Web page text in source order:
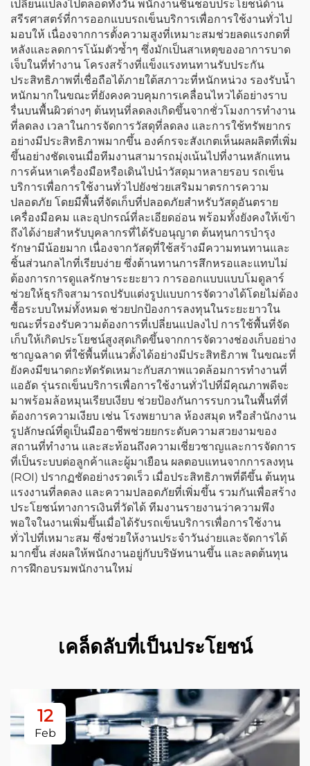
เปลี่ยนแปลงไปตลอดทั้งวัน พนักงานชื่นชอบประโยชน์ด้าน
สรีรศาสตร์ที่การออกแบบรถเข็นบริการเพื่อการใช้งานทั่วไป
มอบให้ เนื่องจากการตั้งความสูงที่เหมาะสมช่วยลดแรงกดที่
หลังและลดการโน้มตัวซ้ำๆ ซึ่งมักเป็นสาเหตุของอาการบาด
เจ็บในที่ทำงาน โครงสร้างที่แข็งแรงทนทานรับประกัน
ประสิทธิภาพที่เชื่อถือได้ภายใต้สภาวะที่หนักหน่วง รองรับน้ำ
หนักมากในขณะที่ยังคงควบคุมการเคลื่อนไหวได้อย่างราบ
รื่นบนพื้นผิวต่างๆ ต้นทุนที่ลดลงเกิดขึ้นจากชั่วโมงการทำงาน
ที่ลดลง เวลาในการจัดการวัสดุที่ลดลง และการใช้ทรัพยากร
อย่างมีประสิทธิภาพมากขึ้น องค์กรจะสังเกตเห็นผลผลิตที่เพิ่ม
ขึ้นอย่างชัดเจนเมื่อทีมงานสามารถมุ่งเน้นไปที่งานหลักแทน
การค้นหาเครื่องมือหรือเดินไปนำวัสดุมาหลายรอบ รถเข็น
บริการเพื่อการใช้งานทั่วไปยังช่วยเสริมมาตรการความ
ปลอดภัย โดยมีพื้นที่จัดเก็บที่ปลอดภัยสำหรับวัสดุอันตราย
เครื่องมือคม และอุปกรณ์ที่ละเอียดอ่อน พร้อมทั้งยังคงให้เข้า
ถึงได้ง่ายสำหรับบุคลากรที่ได้รับอนุญาต ต้นทุนการบำรุง
รักษามีน้อยมาก เนื่องจากวัสดุที่ใช้สร้างมีความทนทานและ
ชิ้นส่วนกลไกที่เรียบง่าย ซึ่งต้านทานการสึกหรอและแทบไม่
ต้องการการดูแลรักษาระยะยาว การออกแบบแบบโมดูลาร์
ช่วยให้ธุรกิจสามารถปรับแต่งรูปแบบการจัดวางได้โดยไม่ต้อง
ซื้อระบบใหม่ทั้งหมด ช่วยปกป้องการลงทุนในระยะยาวใน
ขณะที่รองรับความต้องการที่เปลี่ยนแปลงไป การใช้พื้นที่จัด
เก็บให้เกิดประโยชน์สูงสุดเกิดขึ้นจากการจัดวางช่องเก็บอย่าง
ชาญฉลาด ที่ใช้พื้นที่แนวตั้งได้อย่างมีประสิทธิภาพ ในขณะที่
ยังคงมีขนาดกะทัดรัดเหมาะกับสภาพแวดล้อมการทำงานที่
แออัด รุ่นรถเข็นบริการเพื่อการใช้งานทั่วไปที่มีคุณภาพดีจะ
มาพร้อมล้อหมุนเรียบเงียบ ช่วยป้องกันการรบกวนในพื้นที่ที่
ต้องการความเงียบ เช่น โรงพยาบาล ห้องสมุด หรือสำนักงาน
รูปลักษณ์ที่ดูเป็นมืออาชีพช่วยยกระดับความสวยงามของ
สถานที่ทำงาน และสะท้อนถึงความเชี่ยวชาญและการจัดการ
ที่เป็นระบบต่อลูกค้าและผู้มาเยือน ผลตอบแทนจากการลงทุน
(ROI) ปรากฏชัดอย่างรวดเร็ว เมื่อประสิทธิภาพที่ดีขึ้น ต้นทุน
แรงงานที่ลดลง และความปลอดภัยที่เพิ่มขึ้น รวมกันเพื่อสร้าง
ประโยชน์ทางการเงินที่วัดได้ ทีมงานรายงานว่าความพึง
พอใจในงานเพิ่มขึ้นเมื่อได้รับรถเข็นบริการเพื่อการใช้งาน
ทั่วไปที่เหมาะสม ซึ่งช่วยให้งานประจำวันง่ายและจัดการได้
มากขึ้น ส่งผลให้พนักงานอยู่กับบริษัทนานขึ้น และลดต้นทุน
การฝึกอบรมพนักงานใหม่
เคล็ดลับที่เป็นประโยชน์
12
Feb